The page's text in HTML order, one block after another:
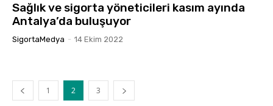
Sağlık ve sigorta yöneticileri kasım ayında
Antalya’da buluşuyor
SigortaMedya - 14 Ekim 2022
1 2 3